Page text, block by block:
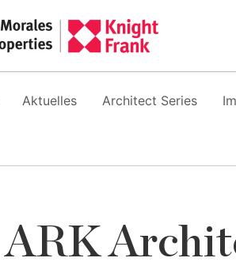
Aktuelles Architect Series
ARK